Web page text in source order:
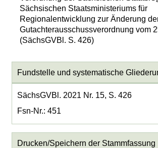
Sächsischen Staatsministeriums für
Regionalentwicklung zur Änderung
Gutachterausschussverordnung vom
(SächsGVBl. S. 426)
Fundstelle und systematische
SächsGVBl. 2021 Nr. 15, S. 426
Fsn-Nr.: 451
Drucken/Speichern der Stammfassung